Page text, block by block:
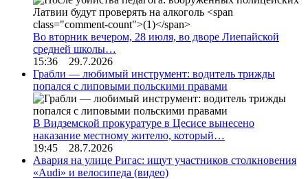
Во вторник вечером, 28 июля, во дворе Лиепайской
средней школы…
15:36 29.7.2026
Грабли — любимый инструмент: водитель трижды
попался с липовыми польскими правами
В Видземской прокуратуре в Цесисе вынесено
наказание местному жителю, который…
19:45 28.7.2026
Авария на улице Ригас: ищут участников столкновения
«Audi» и велосипеда (видео)